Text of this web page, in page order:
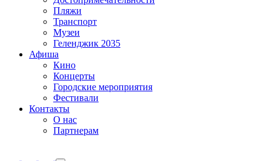
Пляжи
Транспорт
Музеи
Геленджик 2035
Афиша
Кино
Концерты
Городские мероприятия
Фестивали
Контакты
О нас
Партнерам